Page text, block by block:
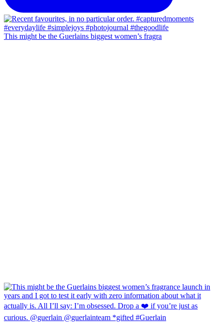
This might be the Guerlains biggest women’s fragra